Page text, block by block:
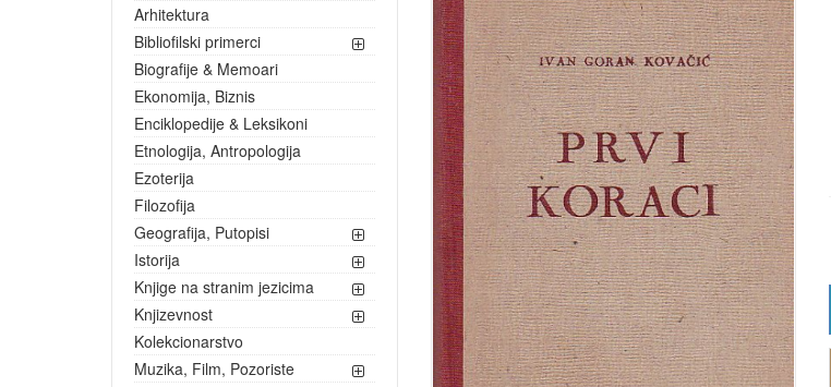
Arhitektura
Bibliofilski primerci
Biografije & Memoari
Ekonomija, Biznis
Enciklopedije & Leksikoni
Etnologija, Antropologija
Ezoterija
Filozofija
Geografija, Putopisi
Istorija
Knjige na stranim jezicima
Knjizevnost
Kolekcionarstvo
Muzika, Film, Pozoriste